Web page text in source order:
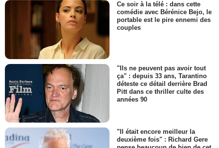
Ce soir à la télé : dans cette
comédie avec Bérénice Bejo, le
portable est le pire ennemi des
couples
"Ils ne peuvent pas avoir tout
ça" : depuis 33 ans, Tarantino
déteste ce détail derrière Brad
Pitt dans ce thriller culte des
années 90
"Il était encore meilleur la
deuxième fois" : Richard Gere